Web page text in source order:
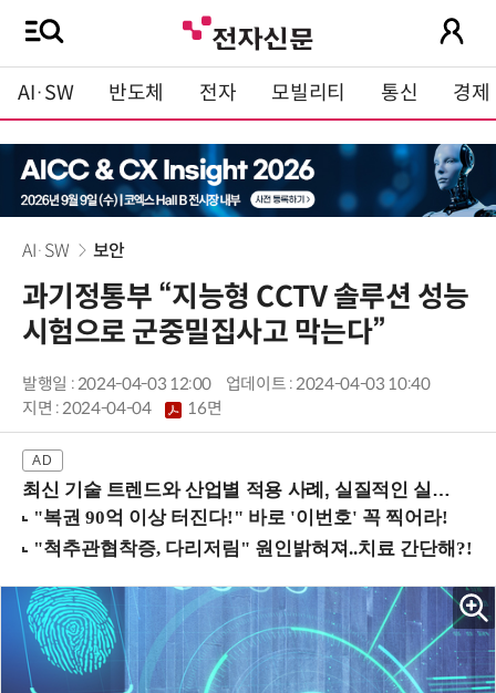
AI·SW 반도체 전자 모빌리티 통신 경제
AI·SW 보안
과기정통부 “지능형 CCTV 솔루션 성능
시험으로 군중밀집사고 막는다”
발행일 : 2024-04-03 12:00
업데이트 : 2024-04-03 10:40
지면 :2024-04-04 16면
최신 기술 트렌드와 산업별 적용 사례, 실질적인 실행 전략을 공유 (9/18 양재역)